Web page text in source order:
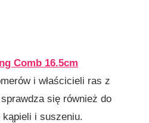
Comb 16.5cm
i właścicieli ras z
się również do
i suszeniu.